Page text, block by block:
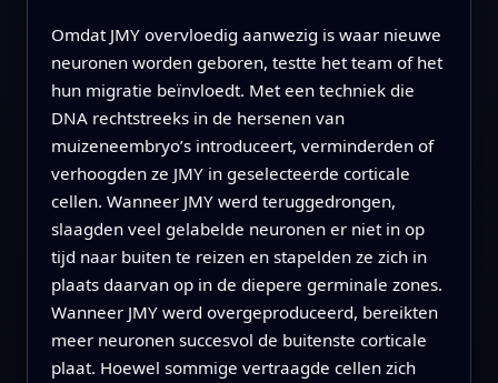
Omdat JMY overvloedig aanwezig is waar nieuwe
neuronen worden geboren, testte het team of het
hun migratie beïnvloedt. Met een techniek die
DNA rechtstreeks in de hersenen van
muizeneembryo’s introduceert, verminderden of
verhoogden ze JMY in geselecteerde corticale
cellen. Wanneer JMY werd teruggedrongen,
slaagden veel gelabelde neuronen er niet in op
tijd naar buiten te reizen en stapelden ze zich in
plaats daarvan op in de diepere germinale zones.
Wanneer JMY werd overgeproduceerd, bereikten
meer neuronen succesvol de buitenste corticale
plaat. Hoewel sommige vertraagde cellen zich